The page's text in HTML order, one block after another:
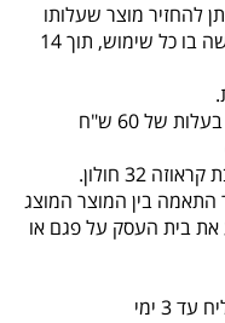
להחזיר מוצר שעלותו
מעל 50 ש"ח, באריזתו המקורית ולא נעשה בו כל שימוש, תוך 14
ניתן להחזיר את המוצר באמצעות שליח בעלות של 60 ש"ח
32 חולון.
בין המוצר המוצג
בית העסק על פגם או
3 ימי